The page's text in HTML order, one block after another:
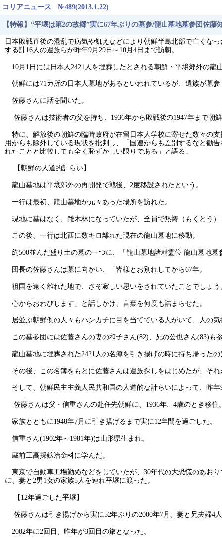
コリアニュース №489(2013.1.22)
【特報】“平壌は第2の故郷”実に67年ぶりの墓参/龍山墓地墓参団佐
日本敗戦直後の混乱で病気や飢えなどにより朝鮮半島北部で亡くな
する計16人の遺族らが昨年9月29日～10月4日まで訪朝。
10月1日には日本人2421人を埋葬したとされる朝鮮・平壌郊外の龍
朝鮮には71カ所の日本人墓地があるといわれているが、遺族が墓
佐藤さんに話を聞いた。
佐藤さんは技術者の父を持ち、1936年から敗戦後の1947年まで朝
特に、解放後の朝鮮の臨時政府が在留日本人学校に寄せた数々の
用からも除外している現状を批判し、「国連からも差別するなと勧
れたことと比較しても全く恥ずかしい限りである」と語る。
【朝鮮の人道的計らい】
龍山墓地は平壌郊外の再開発で戦後、2度移設されたという。
一行は最初、龍山墓地が元々あった場所を訪れた。
現地に墓はなく、雑木林になっていたが、全員で黙祷（もくとう）
この後、一行は北西に数キロ離れた現在の龍山墓地に移動。
約500並んだ盛り土の墓の一つに、「龍山墓地諸精霊位 龍山墓地
団長の佐藤さんは墓に向かい、「皆様とお別れしてから67年。
祖国を遠く離れた地で、さぞ寂しい思いをされていたことでしょう
心からおわびします」と話しかけ、言葉を何度も詰まらせた。
居並ぶ朝鮮側の人々もハンカチに目を当てている人がいて、人の
この墓参団には佐藤さんの妻の和子さん(82)、兄の公也さん(83)も
龍山墓地に埋葬された2421人の名簿を引き揚げの時に持ち帰った
その後、この名簿をもとに佐藤さんは遺族探しをはじめたが、そ
そして、朝鮮民主主義人民共和国の人道的な計らいによって、昨
佐藤さんは父・信重さんの赴任先朝鮮に、1936年、4歳のとき移住
家族とともに1948年7月に引き揚げるまで実に12年間を過ごした。
信重さん(1902年～1981年)は山形県生まれ。
蔵前工高採鉱冶金科に学んだ。
東京で自動車工場勤めなどをしていたが、30年代の大恐慌のあお
に、妻と2男1女の家族5人を連れ平壌に渡った。
【12年過ごした平壌】
佐藤さんは引き揚げから実に52年ぶりの2000年7月、妻と兄夫婦4
2002年に2回目、昨年が3回目の旅となった。